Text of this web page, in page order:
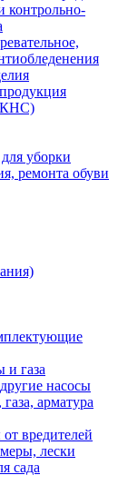
контрольно-
уборки
ремонта обуви
и газа
насосы
арматура
вредителей
лески
сада